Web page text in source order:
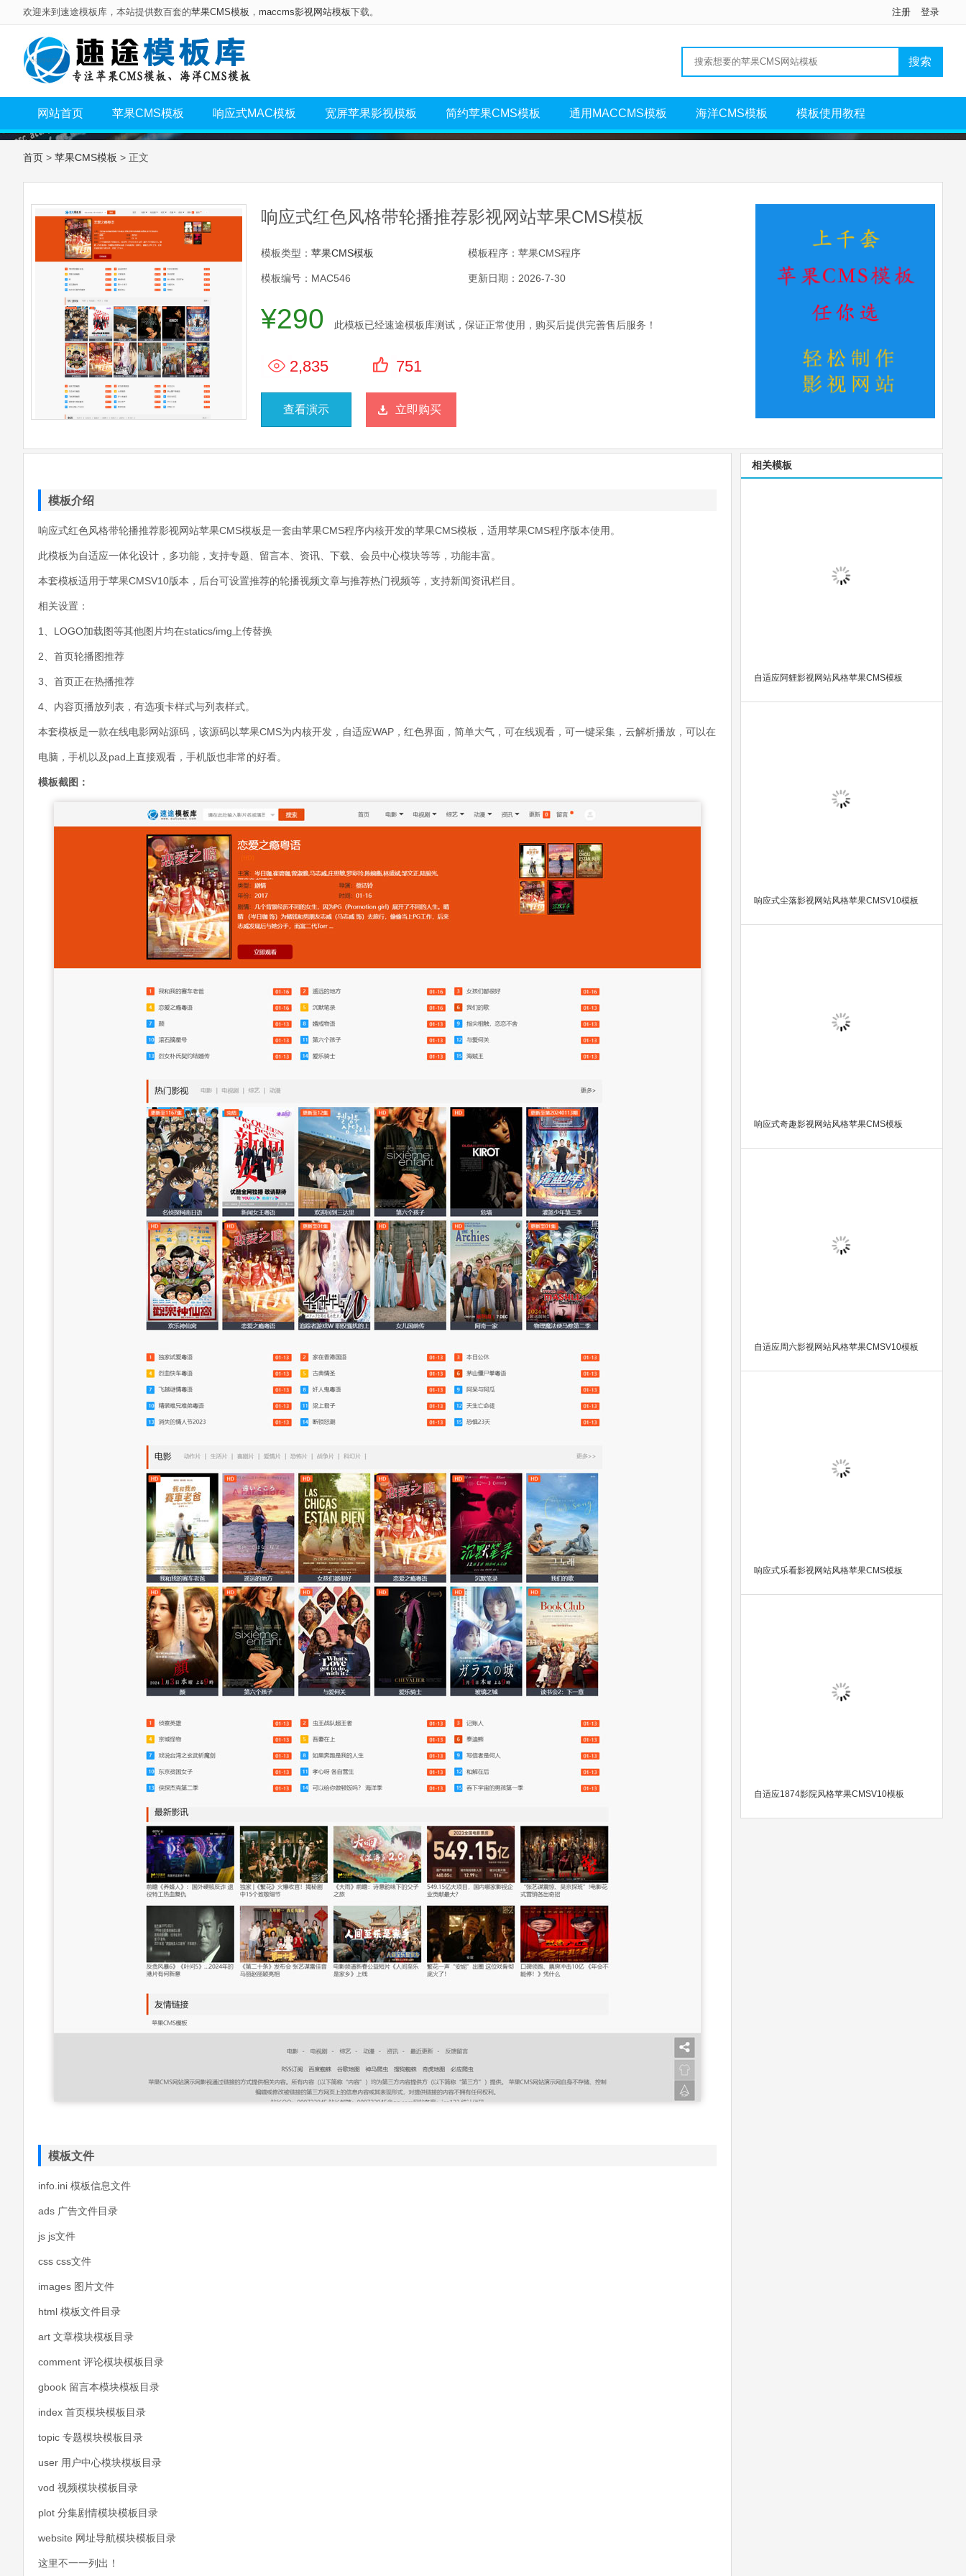
欢迎来到速途模板库，本站提供数百套的苹果CMS模板 ， maccms影视网站模板下载。 注册 登录
网站首页 苹果CMS模板 响应式MAC模板 宽屏苹果影视模板 简约苹果CMS模板 通用MACCMS模板 海洋CMS模板 模板使用教程
首页 > 苹果CMS模板 > 正文
响应式红色风格带轮播推荐影视网站苹果CMS模板
模板类型： 苹果CMS模板 模板程序：苹果CMS程序
模板编号：MAC546 更新日期：2026-7-30
¥290 此模板已经速途模板库测试，保证正常使用，购买后提供完善售后服务！
2,835 751
查看演示 立即购买
模板介绍
响应式红色风格带轮播推荐影视网站苹果CMS模板是一套由苹果CMS程序内核开发的苹果CMS模板，适用苹果CMS程序版本使用。
此模板为自适应一体化设计，多功能，支持专题、留言本、资讯、下载、会员中心模块等等，功能丰富。
本套模板适用于苹果CMSV10版本，后台可设置推荐的轮播视频文章与推荐热门视频等，支持新闻资讯栏目。
相关设置：
1、LOGO加载图等其他图片均在statics/img上传替换
2、首页轮播图推荐
3、首页正在热播推荐
4、内容页播放列表，有选项卡样式与列表样式。
本套模板是一款在线电影网站源码，该源码以苹果CMS为内核开发，自适应WAP，红色界面，简单大气，可在线观看，可一键采集，云解析播放，可以在
电脑，手机以及pad上直接观看，手机版也非常的好看。
模板截图：
模板文件
info.ini 模板信息文件
ads 广告文件目录
js js文件
css css文件
images 图片文件
html 模板文件目录
art 文章模块模板目录
comment 评论模块模板目录
gbook 留言本模块模板目录
index 首页模块模板目录
topic 专题模块模板目录
user 用户中心模块模板目录
vod 视频模块模板目录
plot 分集剧情模块模板目录
website 网址导航模块模板目录
这里不一一列出！
相关模板
自适应阿貍影视网站风格苹果CMS模板
响应式尘落影视网站风格苹果CMSV10模板
响应式奇趣影视网站风格苹果CMS模板
自适应周六影视网站风格苹果CMSV10模板
响应式乐看影视网站风格苹果CMS模板
自适应1874影院风格苹果CMSV10模板